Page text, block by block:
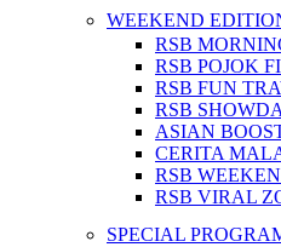
WEEKEND
RSB
RSB POJOK
RSB FUN
RSB
ASIAN
CERITA
RSB
RSB VIRAL
SPECIAL